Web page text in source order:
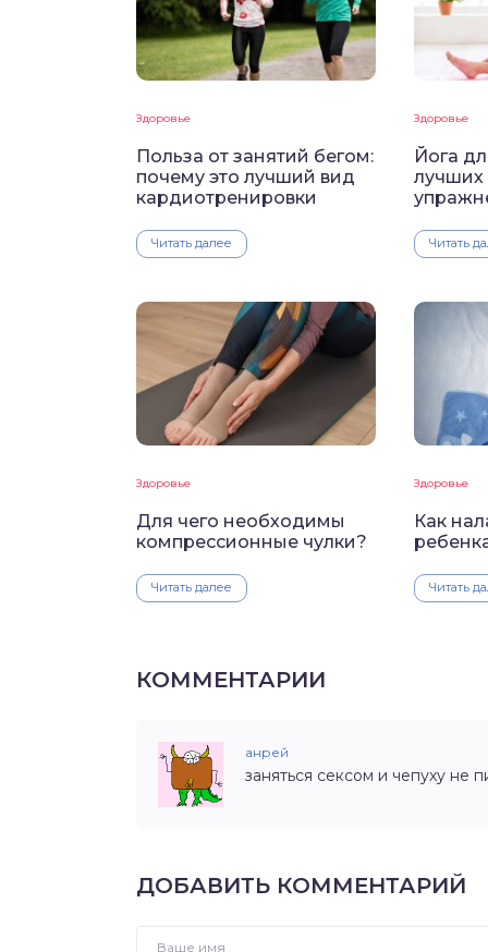
Здоровье
Польза от занятий бегом:
почему это лучший вид
кардиотренировки
Читать далее
Здоровье
Йога
лучших
Читать
Здоровье
Для чего необходимы
компрессионные чулки?
Читать далее
Здоровье
Как
Читать
КОММЕНТАРИИ
анрей
заняться сексом и чепуху не
ДОБАВИТЬ КОММЕНТАРИЙ